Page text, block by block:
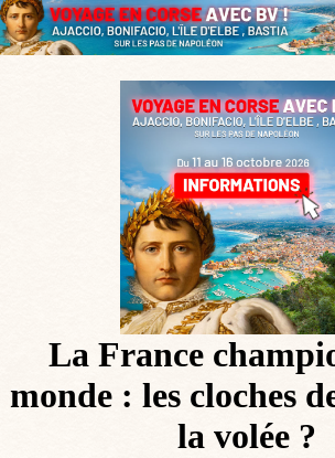
La France
monde : les cloches
la volée ?